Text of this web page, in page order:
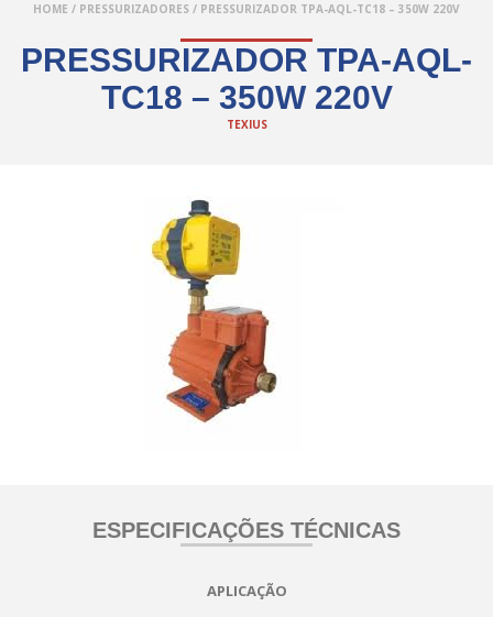
HOME / PRESSURIZADORES / PRESSURIZADOR TPA-AQL-TC18 – 350W 220V
PRESSURIZADOR TPA-AQL-
TC18 – 350W 220V
TEXIUS
ESPECIFICAÇÕES TÉCNICAS
APLICAÇÃO